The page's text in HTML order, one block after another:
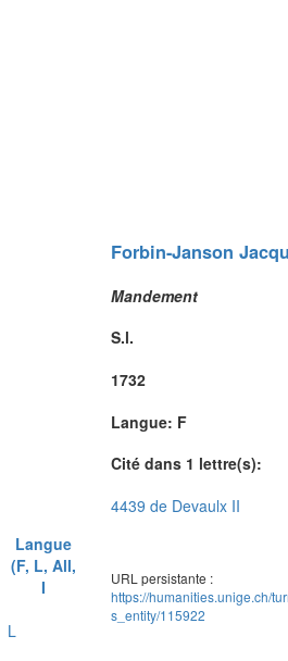
Langue
(F, L, All,
I
L
Forbin-Janson
Mandement
S.l.
1732
Langue: F
Cité dans 1 lettre(s):
4439 de Devaulx II
URL persistante :
https://humanities.unige.ch/
s_entity/115922